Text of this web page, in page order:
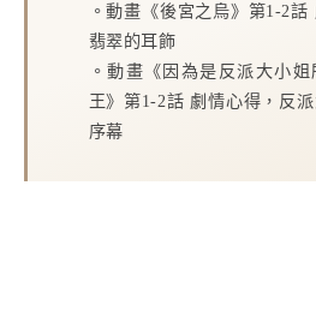
。動畫《後宮之烏》第1-2話
翡翠的耳飾
。動畫《因為是反派大小姐
王》第1-2話 劇情心得，反
序幕